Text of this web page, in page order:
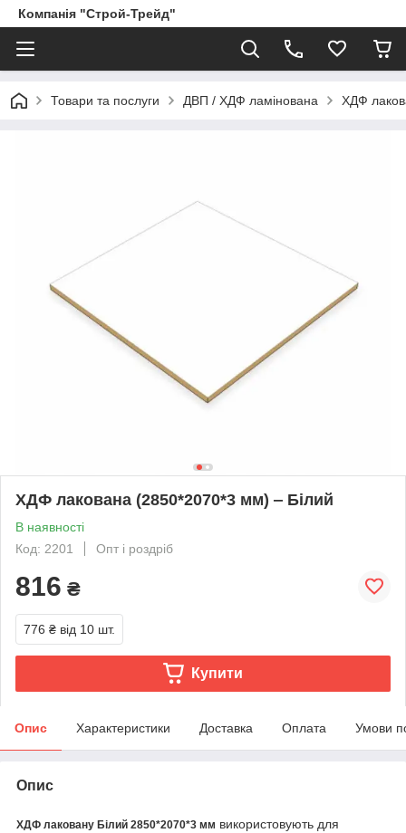
Компанія "Строй-Трейд"
Товари та послуги ДВП / ХДФ ламінована ХДФ
ХДФ лакована (2850*2070*3 мм) ‒ Білий
В наявності
Код: 2201
Опт і роздріб
816 ₴
776 ₴ від 10 шт.
Купити
Опис Характеристики Доставка Оплата Умови
Опис
ХДФ лаковану Білий 2850*2070*3 мм використовують для